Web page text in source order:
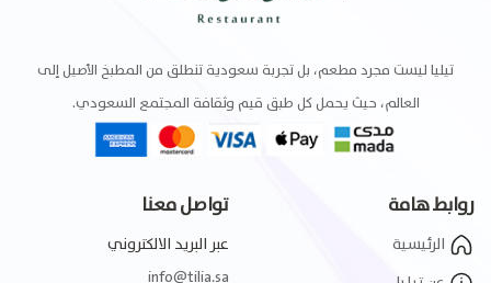
تيليا ليست مجرد مطعم، بل تجربة سعودية تنطلق من المطبخ الأصيل إلى
العالم، حيث يحمل كل طبق قيم وثقافة المجتمع السعودي.
روابط هامة
الرئيسية
تواصل معنا
عبر البريد الالكتروني
info@tilia.sa